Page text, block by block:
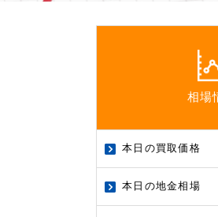
相場
本日の買取価格
本日の地金相場